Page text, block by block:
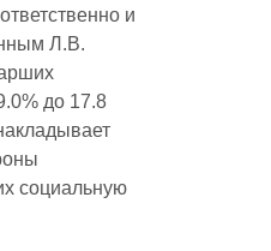
и
Л.В.
до 17.8
социальную